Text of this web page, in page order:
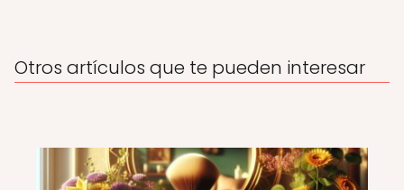
Otros artículos que te pueden interesar